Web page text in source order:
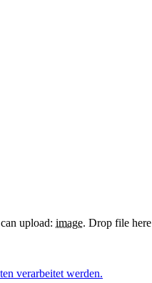
upload: image. Drop file here
verarbeitet werden.